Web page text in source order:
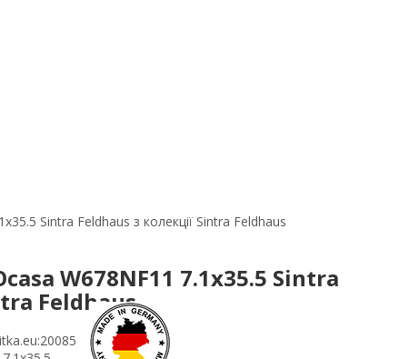
Sintra Feldhaus з колекції Sintra Feldhaus
W678NF11 7.1x35.5 Sintra
Feldhaus
20085